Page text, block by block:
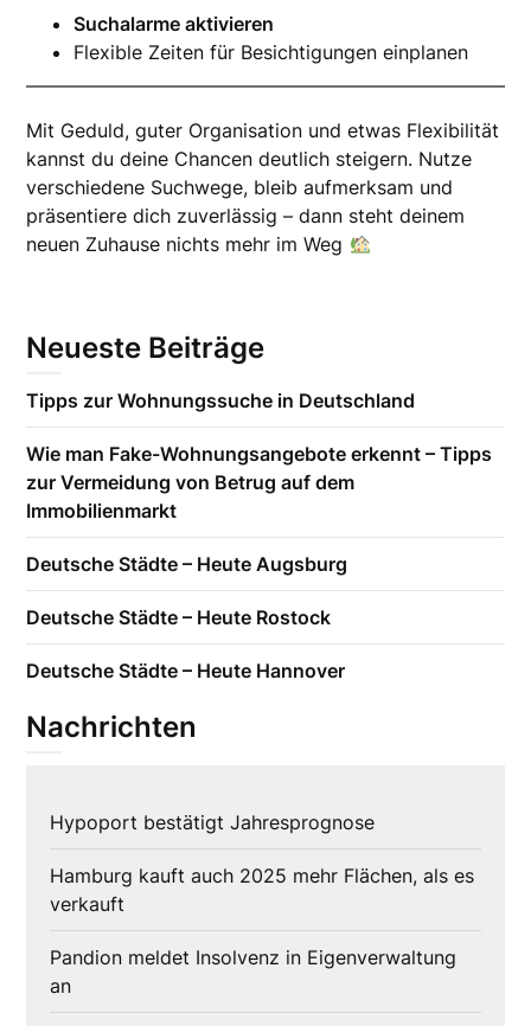
Suchalarme aktivieren
Flexible Zeiten für Besichtigungen einplanen
Mit Geduld, guter Organisation und etwas Flexibilität
kannst du deine Chancen deutlich steigern. Nutze
verschiedene Suchwege, bleib aufmerksam und
präsentiere dich zuverlässig – dann steht deinem
neuen Zuhause nichts mehr im Weg
Neueste Beiträge
Tipps zur Wohnungssuche in Deutschland
Wie man Fake-Wohnungsangebote erkennt – Tipps
zur Vermeidung von Betrug auf dem
Immobilienmarkt
Deutsche Städte – Heute Augsburg
Deutsche Städte – Heute Rostock
Deutsche Städte – Heute Hannover
Nachrichten
Hypoport bestätigt Jahresprognose
Hamburg kauft auch 2025 mehr Flächen, als es
verkauft
Pandion meldet Insolvenz in Eigenverwaltung
an